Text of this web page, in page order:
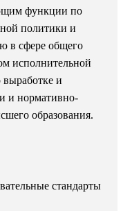
функции по
политики и
в сфере общего
исполнительной
и
и нормативно-
образования.
стандарты